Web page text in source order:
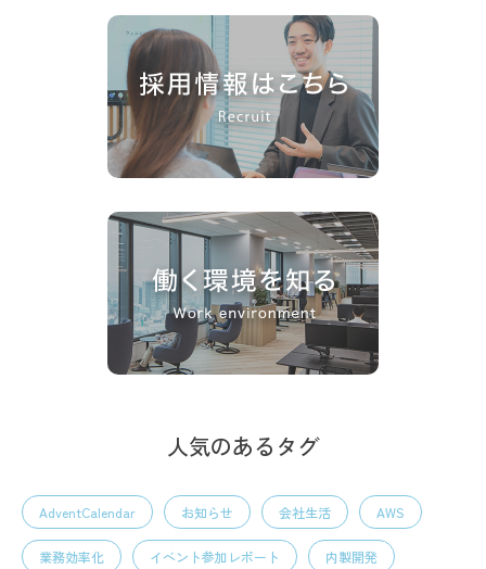
人気のあるタグ
AdventCalendar お知らせ 会社生活 AWS
業務効率化 イベント参加レポート 内製開発